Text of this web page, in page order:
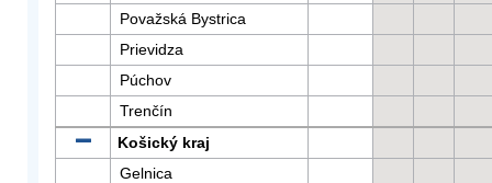
Považská Bystrica
Prievidza
Púchov
Trenčín
Košický kraj
Gelnica